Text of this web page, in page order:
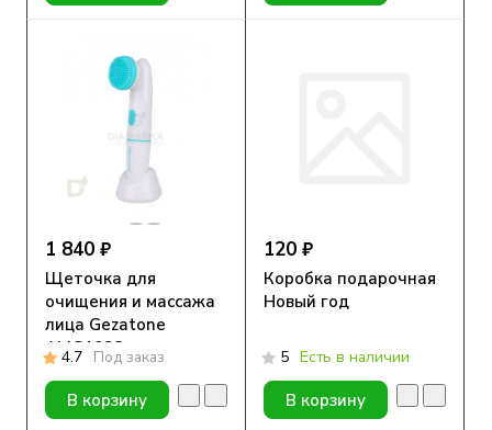
1 840 ₽
Щеточка для
очищения и массажа
лица Gezatone
AMG108S
4.7 Под заказ
В корзину
120 ₽
Коробка подарочная
Новый год
5 Есть в наличии
В корзину